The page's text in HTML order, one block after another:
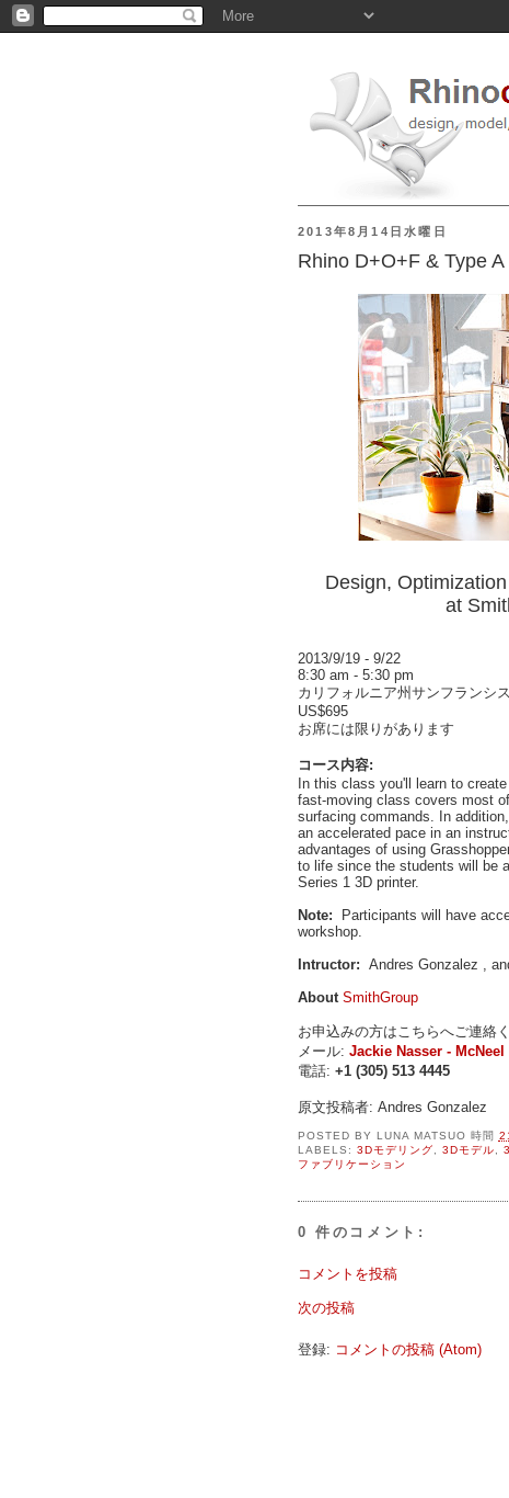
2013年8月14日水曜日
Rhino D+O+F & Type
Design,
at
2013/9/19 - 9/22
8:30 am - 5:30 pm
カリフォルニア州サンフランシ
US$695
お席には限りがあります
コース内容:
In this class you'll learn to
fast-moving class covers most
surfacing commands. In
an accelerated pace in an
advantages of using
to life since the students will be
Series 1 3D printer.
Note:
Participants will have
workshop.
Intructor: Andres Gonzalez ,
About SmithGroup
お申込みの方はこちらへご連絡
メール: Jackie Nasser -
電話: +1 (305) 513 4445
原文投稿者: Andres Gonzalez
POSTED BY LUNA MATSUO 時間
LABELS: 3Dモデリング 3Dモデル
ファブリケーション
0 件のコメント:
コメントを投稿
次の投稿
登録: コメントの投稿 (Atom)